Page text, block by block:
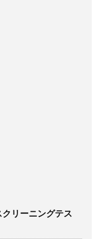
リーニングテス